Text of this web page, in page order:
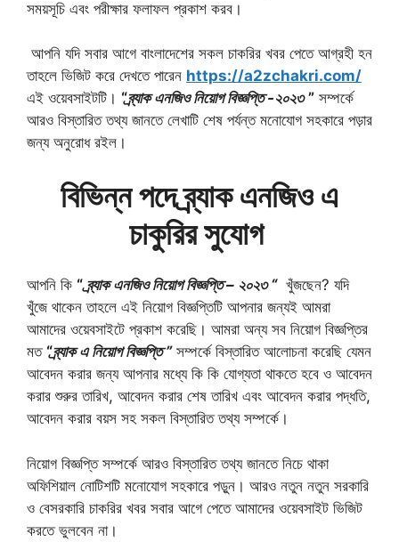
সময়সূচি এবং পরীক্ষার ফলাফল প্রকাশ করব।
আপনি যদি সবার আগে বাংলাদেশের সকল চাকরির খবর পেতে আগ্রহী হন
তাহলে ভিজিট করে দেখতে পারেন https://a2zchakri.com/
এই ওয়েবসাইটটি। “ব্র্যাক এনজিও নিয়োগ বিজ্ঞপ্তি -২০২৩ ” সম্পর্কে
আরও বিস্তারিত তথ্য জানতে লেখাটি শেষ পর্যন্ত মনোযোগ সহকারে পড়ার
জন্য অনুরোধ রইল।
বিভিন্ন পদে ব্র্যাক এনজিও এ
চাকুরির সুযোগ
আপনি কি “ব্র্যাক এনজিও নিয়োগ বিজ্ঞপ্তি – ২০২৩ “খুঁজছেন? যদি
খুঁজে থাকেন তাহলে এই নিয়োগ বিজ্ঞপ্তিটি আপনার জন্যই আমরা
আমাদের ওয়েবসাইটে প্রকাশ করেছি। আমরা অন্য সব নিয়োগ বিজ্ঞপ্তির
মত “ব্র্যাক এ নিয়োগ বিজ্ঞপ্তি ”সম্পর্কে বিস্তারিত আলোচনা করেছি যেমন
আবেদন করার জন্য আপনার মধ্যে কি কি যোগ্যতা থাকতে হবে ও আবেদন
করার শুরুর তারিখ, আবেদন করার শেষ তারিখ এবং আবেদন করার পদ্ধতি,
আবেদন করার বয়স সহ সকল বিস্তারিত তথ্য সম্পর্কে।
নিয়োগ বিজ্ঞপ্তি সম্পর্কে আরও বিস্তারিত তথ্য জানতে নিচে থাকা
অফিশিয়াল নোটিশটি মনোযোগ সহকারে পড়ুন। আরও নতুন নতুন সরকারি
ও বেসরকারি চাকরির খবর সবার আগে পেতে আমাদের ওয়েবসাইট ভিজিট
করতে ভুলবেন না।